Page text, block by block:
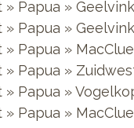
Papua »
Papua »
Papua »
Papua »
Papua »
Papua »